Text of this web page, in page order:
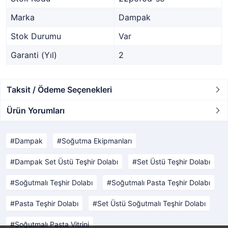
Marka
Dampak
Stok Durumu
Var
Garanti (Yıl)
2
Taksit / Ödeme Seçenekleri
Ürün Yorumları
Dampak Soğutma Ekipmanları
Dampak Set Üstü Teşhir Dolabı Set Üstü Teşhir Dolabı
Soğutmalı Teşhir Dolabı Soğutmalı Pasta Teşhir Dolabı
Pasta Teşhir Dolabı Set Üstü Soğutmalı Teşhir Dolabı
Soğutmalı Pasta Vitrini